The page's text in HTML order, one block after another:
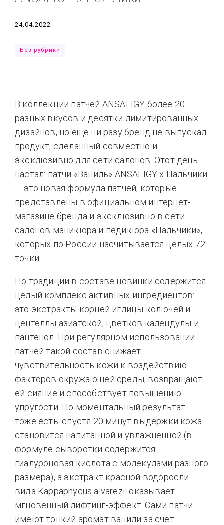
Дата
24.04.2022
Без рубрики
В коллекции патчей ANSALIGY более 20
разных вкусов и десятки лимитированных
дизайнов, но еще ни разу бренд не выпускал
продукт, сделанный совместно и
эксклюзивно для сети салонов. Этот день
настал: патчи «Ваниль» ANSALIGY x Пальчики
— это новая формула патчей, которые
представлены в официальном интернет-
магазине бренда и эксклюзивно в сети
салонов маникюра и педикюра «Пальчики»,
которых по России насчитывается целых 72
точки.
По традиции в составе новинки содержится
целый комплекс активных ингредиентов:
это экстракты корней иглицы колючей и
центеллы азиатской, цветков календулы и
пантенол. При регулярном использовании
патчей такой состав снижает
чувствительность кожи к воздействию
факторов окружающей среды, возвращают
ей сияние и способствует повышению
упругости. Но моментальный результат
тоже есть: спустя 20 минут выдержки кожа
становится напитанной и увлажненной (в
формуле сыворотки содержится
гиалуроновая кислота с молекулами разного
размера), а экстракт красной водоросли
вида Kappaphycus alvarezii оказывает
мгновенный лифтинг-эффект. Сами патчи
имеют тонкий аромат ванили за счет